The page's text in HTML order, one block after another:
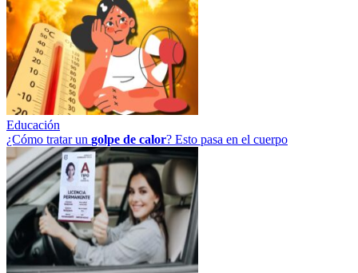
Educación
¿Cómo tratar un golpe de calor? Esto pasa en el cuerpo